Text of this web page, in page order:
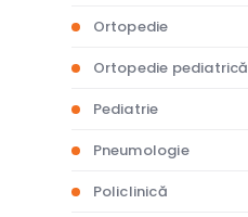
Ortopedie
Ortopedie pediatrică
Pediatrie
Pneumologie
Policlinică